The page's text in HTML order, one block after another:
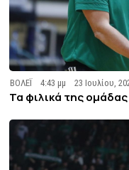
ΒΟΛΕΪ 4:43 μμ 23 Ιουλίου,
Τα φιλικά της